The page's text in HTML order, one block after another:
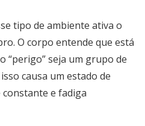
tipo de ambiente ativa o
O corpo entende que está
“perigo” seja um grupo de
causa um estado de
e fadiga